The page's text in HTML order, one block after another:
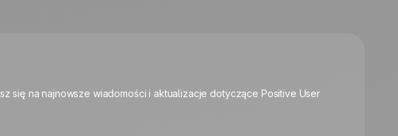
się na najnowsze wiadomości i aktualizacje dotyczące Positive User